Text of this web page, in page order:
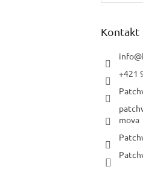
Kontakt
info@
+421
mova